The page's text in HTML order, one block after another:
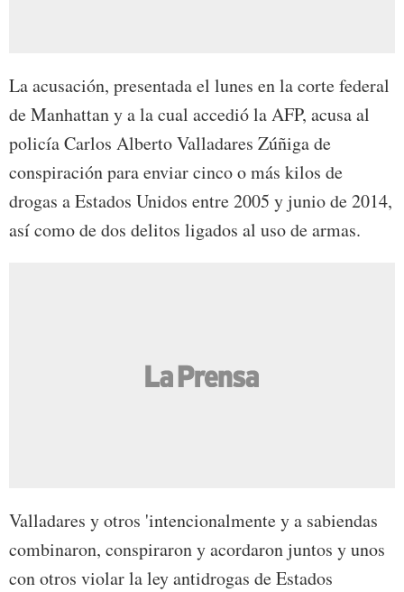
La acusación, presentada el lunes en la corte federal
de Manhattan y a la cual accedió la AFP, acusa al
policía Carlos Alberto Valladares Zúñiga de
conspiración para enviar cinco o más kilos de
drogas a Estados Unidos entre 2005 y junio de 2014,
así como de dos delitos ligados al uso de armas.
Valladares y otros 'intencionalmente y a sabiendas
combinaron, conspiraron y acordaron juntos y unos
con otros violar la ley antidrogas de Estados